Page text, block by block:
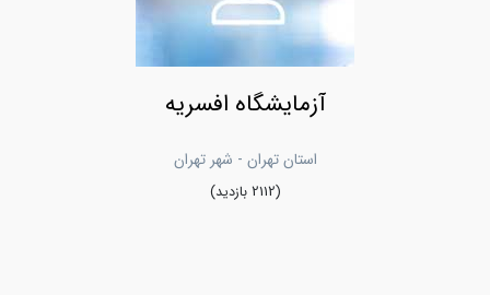
آزمایشگاه افسریه
استان تهران - شهر تهران
(2112 بازدید)